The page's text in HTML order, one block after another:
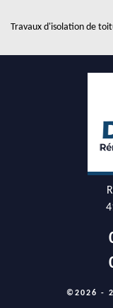
Travaux d'isolation de
©2026 -